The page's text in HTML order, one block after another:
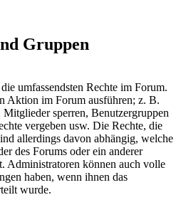
Gruppen
umfassendsten Rechte im Forum.
Aktion im Forum ausführen; z. B.
Mitglieder sperren, Benutzergruppen
vergeben usw. Die Rechte, die
allerdings davon abhängig, welche
des Forums oder ein anderer
Administratoren können auch volle
haben, wenn ihnen das
wurde.